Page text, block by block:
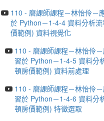
110 - 磨課師課程－林怡伶－
於 Python－1-4-4 資料分析
價範例) 資料視覺化
110 - 磨課師課程－林怡伶
習於 Python－1-4-5 資料分
頓房價範例) 資料前處理
110 - 磨課師課程－林怡伶
習於 Python－1-4-6 資料分
頓房價範例) 特徵選取